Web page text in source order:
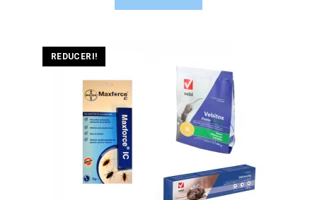
REDUCERI!